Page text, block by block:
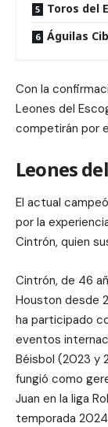
Toros del
Águilas
Con la
Leones del
competirán por
Leones
El actual
por la
Cintrón, quien
Cintrón, de 46
Houston desde
ha participado
eventos
Béisbol (2023 y
fungió como
Juan en la liga
temporada